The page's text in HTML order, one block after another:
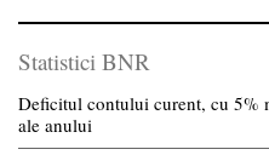
Statistici BNR
Deficitul contului curent, cu 5%
ale anului